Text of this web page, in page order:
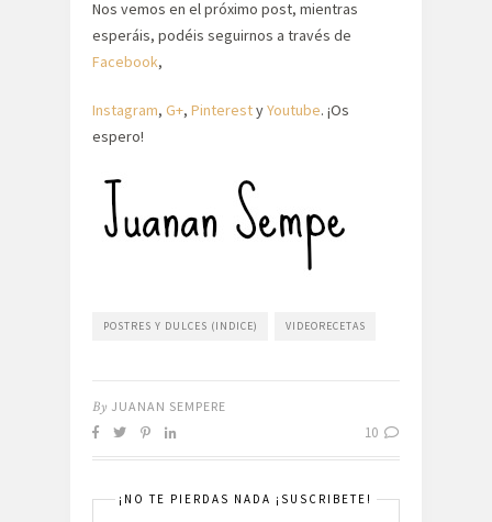
Nos vemos en el próximo post, mientras
esperáis, podéis seguirnos a través de
Facebook,
Instagram, G+, PinterestyYoutube. ¡Os
espero!
POSTRES Y DULCES (INDICE) VIDEORECETAS
By JUANAN SEMPERE
10
¡NO TE PIERDAS NADA ¡SUSCRIBETE!